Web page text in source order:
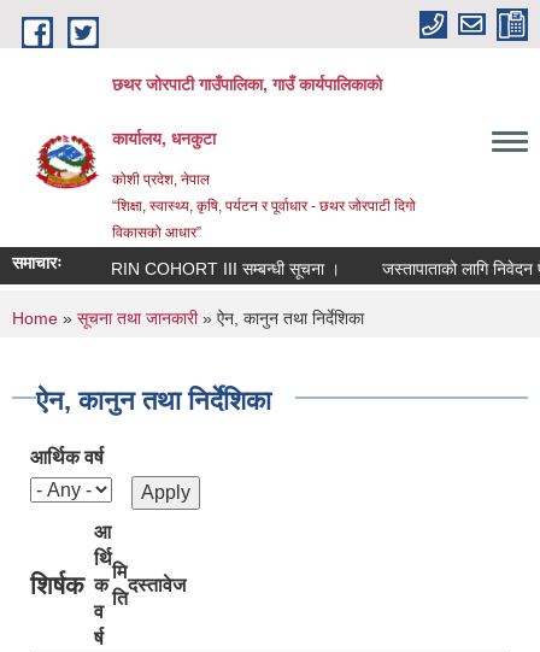
Skip to main content
छथर जोरपाटी गाउँपालिका, गाउँ कार्यपालिकाको
कार्यालय, धनकुटा
कोशी प्रदेश, नेपाल
“शिक्षा, स्वास्थ्य, कृषि, पर्यटन र पूर्वाधार - छथर जोरपाटी दिगो
विकासको आधार”
समाचारः RIN COHORT III सम्बन्धी सूचना । जस्तापाताको लागि निवेदन पेश
You are here
Home » सूचना तथा जानकारी» ऐन, कानुन तथा निर्देशिका
ऐन, कानुन तथा निर्देशिका
आर्थिक वर्ष
शिर्षक
आ
र्थि
क
व
र्ष
मि
ति
दस्तावेज